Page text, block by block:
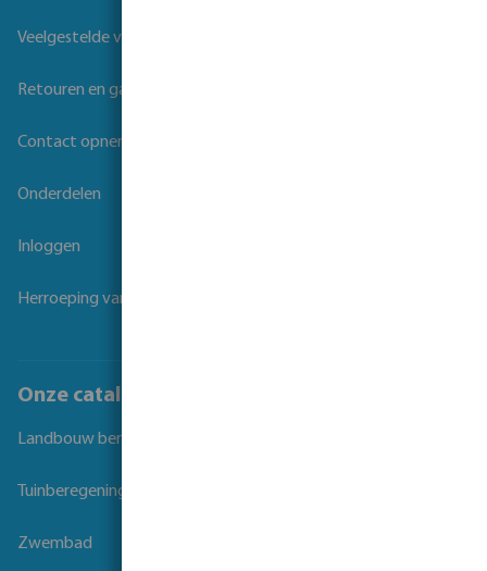
Veelgestelde vragen
Retouren en garantie
Contact opnemen
Onderdelen
Inloggen
Herroeping van overeenkomst
Onze catalogi
Landbouw beregening
Tuinberegening
Zwembad